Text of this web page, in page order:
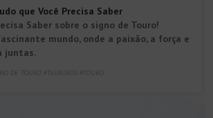
que Você Precisa Saber
Saber sobre o signo de Touro!
mundo, onde a paixão, a força e
juntas.